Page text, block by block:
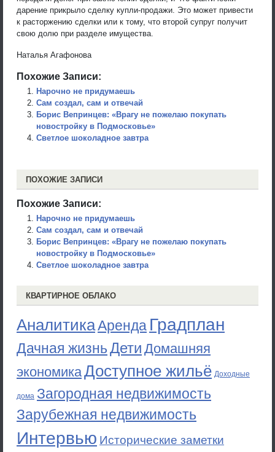
дарение прикрыло сделку купли-продажи. Это может привести
к расторжению сделки или к тому, что второй супруг получит
свою долю при разделе имущества.
Наталья Агафонова
Похожие Записи:
Нарочно не придумаешь
Сам создал, сам и отвечай
Борис Вепринцев: «Врагу не пожелаю покупать
новостройку в Подмосковье»
Светлое шоколадное завтра
ПОХОЖИЕ ЗАПИСИ
Похожие Записи:
Нарочно не придумаешь
Сам создал, сам и отвечай
Борис Вепринцев: «Врагу не пожелаю покупать
новостройку в Подмосковье»
Светлое шоколадное завтра
КВАРТИРНОЕ ОБЛАКО
АналитикаАренда Градплан
Дачная жизньДети Домашняя
экономикаДоступное жильё Доходные
дома Загородная недвижимость
Зарубежная недвижимость
Интервью Исторические заметки